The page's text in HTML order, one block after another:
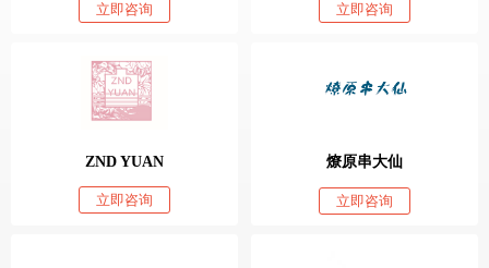
立即咨询 立即咨询
ZND YUAN
立即咨询
燎原串大仙
立即咨询